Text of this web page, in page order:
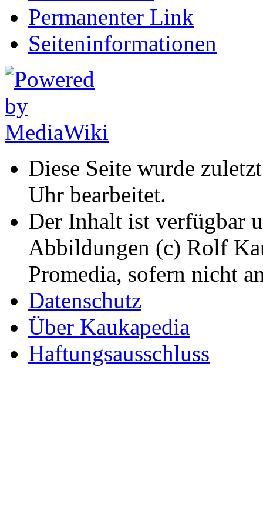
Permanenter Link
Seiten­informationen
Diese Seite wurde
Uhr bearbeitet.
Der Inhalt ist verfügbar
Abbildungen (c) Rolf
Promedia, sofern nicht
Datenschutz
Über Kaukapedia
Haftungsausschluss